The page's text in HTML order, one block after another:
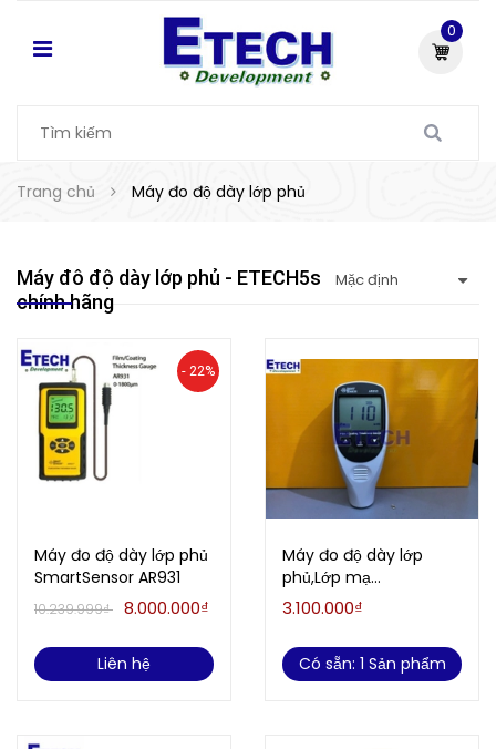
0
Trang chủ Máy đo độ dày lớp phủ
Máy đô độ dày lớp phủ - ETECH5s đơn vị cung cấp
chính hãng
- 22%
Máy đo độ dày lớp phủ
SmartSensor AR931
10.239.999₫ 8.000.000₫
Liên hệ
Máy đo độ dày lớp
phủ,Lớp mạ
SMARTSENSOR AR932
tính)
3.100.000₫
Có sẵn: 1 Sản phẩm